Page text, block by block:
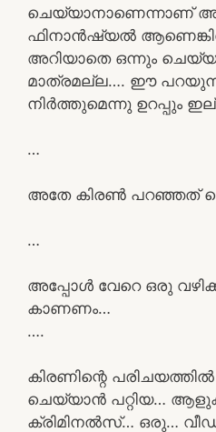
ചെയ്യാനാണെന്നാണ്
ഫിനാൻഷ്യൽ
അറിയാതെ ഒന്നും
മാത്രമല്ല…. ഈ
നിർത്തുമെന്നു ഉറപ്പും
…
അതേ കിരൺ പറഞ്ഞത്
…
അപ്പോൾ വേറെ ഒരു
കാണണം…
….
കിരണിന്റെ
ചെയ്യാൻ പറ്റിയ…
ക്രിമിനൽസ്… ഒരു…